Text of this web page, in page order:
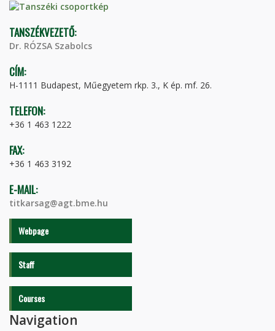
TANSZÉKVEZETŐ:
Dr. RÓZSA Szabolcs
CÍM:
H-1111 Budapest, Műegyetem rkp. 3., K ép. mf. 26.
TELEFON:
+36 1 463 1222
FAX:
+36 1 463 3192
E-MAIL:
titkarsag@agt.bme.hu
Webpage
Staff
Courses
Navigation